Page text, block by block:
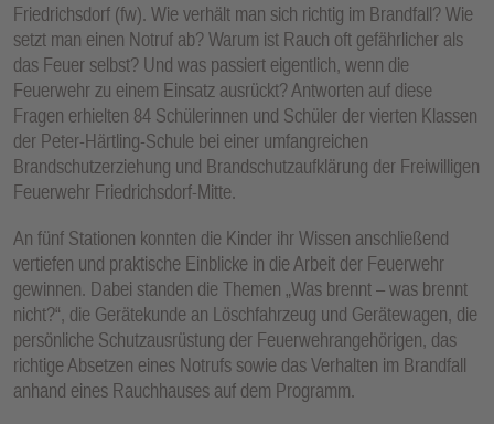
Friedrichsdorf (fw). Wie verhält man sich richtig im Brandfall? Wie
setzt man einen Notruf ab? Warum ist Rauch oft gefährlicher als
das Feuer selbst? Und was passiert eigentlich, wenn die
Feuerwehr zu einem Einsatz ausrückt? Antworten auf diese
Fragen erhielten 84 Schülerinnen und Schüler der vierten Klassen
der Peter-Härtling-Schule bei einer umfangreichen
Brandschutzerziehung und Brandschutzaufklärung der Freiwilligen
Feuerwehr Friedrichsdorf-Mitte.
An fünf Stationen konnten die Kinder ihr Wissen anschließend
vertiefen und praktische Einblicke in die Arbeit der Feuerwehr
gewinnen. Dabei standen die Themen „Was brennt – was brennt
nicht?“, die Gerätekunde an Löschfahrzeug und Gerätewagen, die
persönliche Schutzausrüstung der Feuerwehrangehörigen, das
richtige Absetzen eines Notrufs sowie das Verhalten im Brandfall
anhand eines Rauchhauses auf dem Programm.